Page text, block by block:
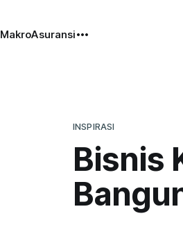
MakroAsuransi
INSPIRASI
Bisnis